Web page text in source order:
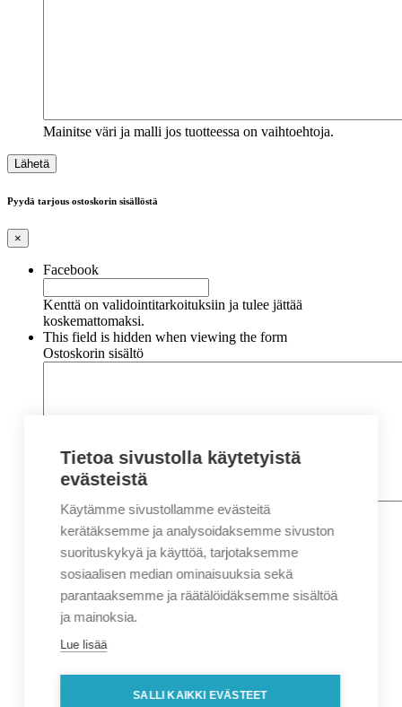
Mainitse väri ja malli jos tuotteessa on vaihtoehtoja.
Pyydä tarjous ostoskorin sisällöstä
×
Facebook
Kenttä on validointitarkoituksiin ja tulee jättää
koskemattomaksi.
This field is hidden when viewing the form
Ostoskorin sisältö
Nimi*
Etunimi
Sukunimi
Sähköposti*
Puhelin*
Osoitetiedot
Lähiosoite
Tietoa sivustolla käytetyistä
evästeistä
Käytämme sivustollamme evästeitä
kerätäksemme ja analysoidaksemme sivuston
suorituskykyä ja käyttöä, tarjotaksemme
sosiaalisen median ominaisuuksia sekä
parantaaksemme ja räätälöidäksemme sisältöä
ja mainoksia.
Lue lisää
SALLI KAIKKI EVÄSTEET